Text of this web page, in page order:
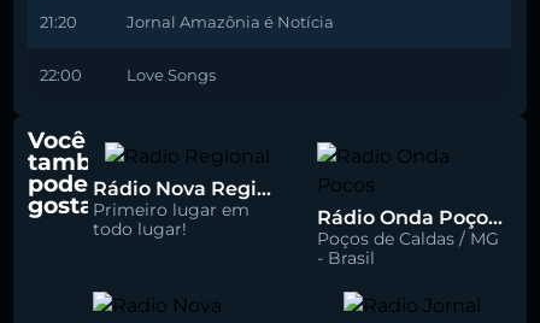
21:20 Jornal Amazônia é Notícia
22:00 Love Songs
Você
também
pode
gostar
Rádio Nova Regional 91.5 FM
Primeiro lugar em
todo lugar!
Rádio Onda Poços 96.7 FM
Poços de Caldas / MG
- Brasil